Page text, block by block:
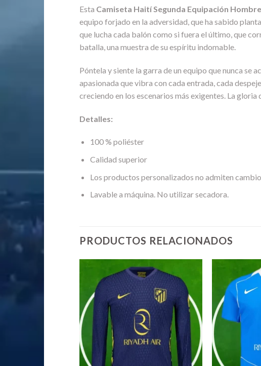
Esta Camiseta Haití Segunda Equipación
equipo forjado en la adversidad, que ha sabido
que lucha cada balón como si fuera el último, que
batalla, una muestra de su espíritu indomable.
Póntela y siente la garra de un equipo que nunca se
apasionada que vibra con cada entrada, cada
creciendo en los escenarios más exigentes. La
Detalles:
100 % poliéster
Calidad superior
Los productos personalizados no admiten
Lavable a máquina. No utilizar secadora.
PRODUCTOS RELACIONADOS